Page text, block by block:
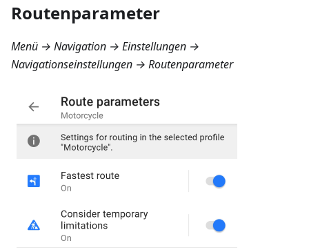
Routenparameter
Menü → Navigation → Einstellungen →
Navigationseinstellungen → Routenparameter